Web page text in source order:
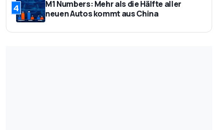
4
M1 Numbers: Mehr als die Hälfte aller
neuen Autos kommt aus China